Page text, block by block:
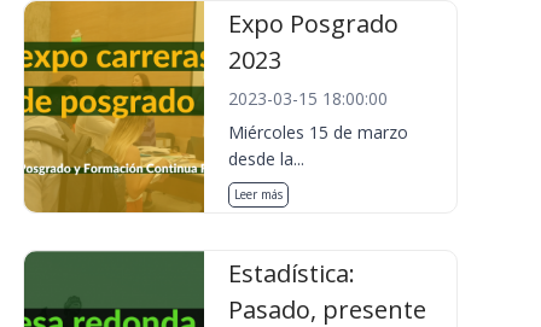
Expo Posgrado
2023
2023-03-15 18:00:00
Miércoles 15 de marzo
desde la...
Leer más
Estadística:
Pasado, presente